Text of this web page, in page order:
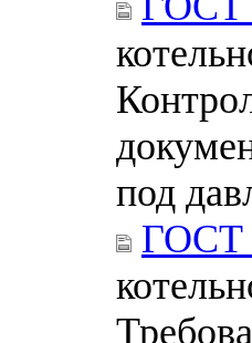
под
ГОСТ